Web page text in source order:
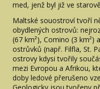
med, jenž byl již ve
Maltské souostroví tvoří
obydlených ostrovů:
(67 km²), Comino (3 km²)
ostrůvků (např. Filfla, St.
ostrovy kdysi tvořily
mezi Evropou a Afrikou,
doby ledové přerušeno